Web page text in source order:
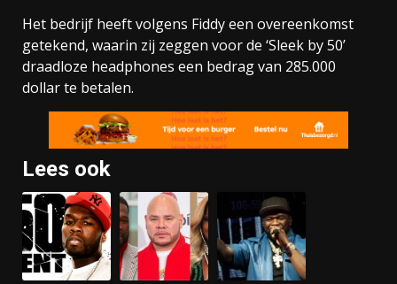
Het bedrijf heeft volgens Fiddy een overeenkomst
getekend, waarin zij zeggen voor de ‘Sleek by 50’
draadloze headphones een bedrag van 285.000
dollar te betalen.
Lees ook